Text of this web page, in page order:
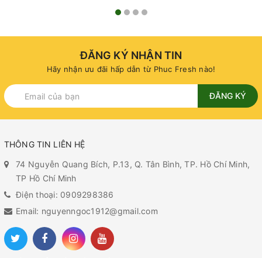
ĐĂNG KÝ NHẬN TIN
Hãy nhận ưu đãi hấp dẫn từ Phuc Fresh nào!
ĐĂNG KÝ
THÔNG TIN LIÊN HỆ
74 Nguyễn Quang Bích, P.13, Q. Tân Bình, TP. Hồ Chí Minh,
TP Hồ Chí Minh
Điện thoại: 0909298386
Email: nguyenngoc1912@gmail.com